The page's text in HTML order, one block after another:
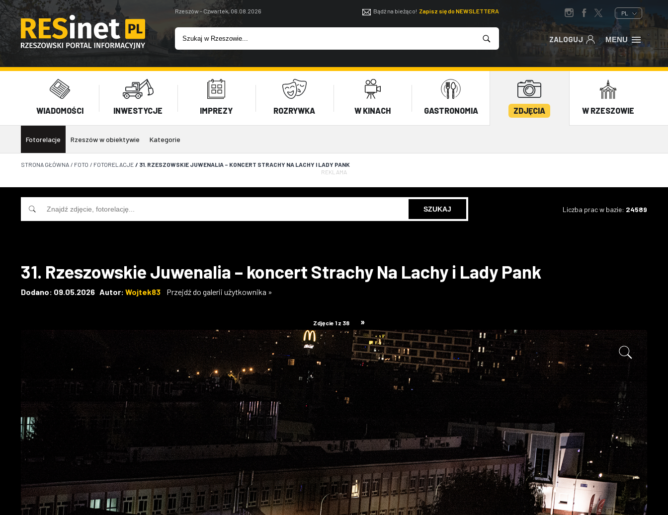
Rzeszów - Czwartek, 06.08.2026 Bądź na bieżąco! Zapisz się do NEWSLETTERA PL
ZALOGUJ MENU
WIADOMOŚCI INWESTYCJE IMPREZY ROZRYWKA W KINACH GASTRONOMIA ZDJĘCIA W RZESZOWIE
Fotorelacje Rzeszów w obiektywie Kategorie
STRONA GŁÓWNA / FOTO / FOTORELACJE / 31. RZESZOWSKIE JUWENALIA – KONCERT STRACHY NA LACHY I LADY PANK
REKLAMA
Liczba prac w bazie: 24589
31. Rzeszowskie Juwenalia – koncert Strachy Na Lachy i Lady Pank
Dodano: 09.05.2026 Autor: Wojtek83 Przejdź do galerii użytkownika »
Zdjęcie 1 z 38 »